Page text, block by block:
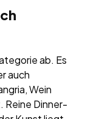
ab. Es
auch
Wein
Reine Dinner-